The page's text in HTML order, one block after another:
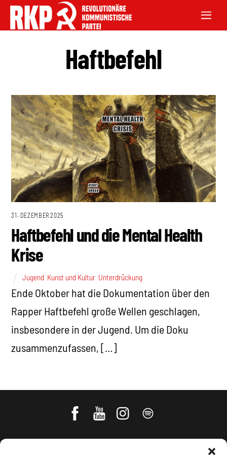
Haftbefehl
31. DEZEMBER 2025
Haftbefehl und die Mental Health
Krise
Jugend Kunst und Kultur Unterdrückung
Ende Oktober hat die Dokumentation über den
Rapper Haftbefehl große Wellen geschlagen,
insbesondere in der Jugend. Um die Doku
zusammenzufassen, […]